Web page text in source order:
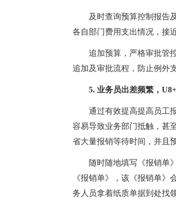
及时查询预算控制报告及
各自部门费用支出情况，接
追加预算，严格审批管控
追加及审批流程，防止例外
5. 业务员出差频繁，U8+
通过有效提高提高员工报
容易导致业务部门抵触，甚
省大量报销等待时间，并且
随时随地填写《报销单》
《报销单》，该《报销单
务人员拿着纸质单据到处找